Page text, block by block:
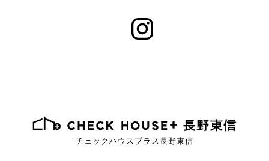
チェックハウスプラス長野東信